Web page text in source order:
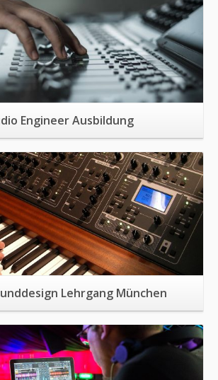
Engineer Ausbildung
Mehr Informationen
Lehrgang München
Mehr Informationen